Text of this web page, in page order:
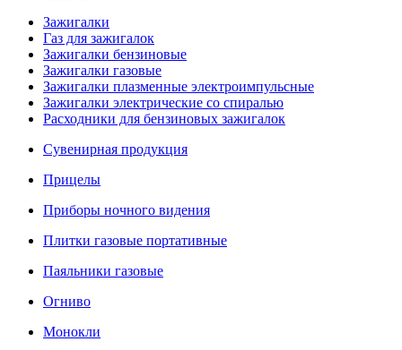
Зажигалки
Газ для зажигалок
Зажигалки бензиновые
Зажигалки газовые
Зажигалки плазменные электроимпульсные
Зажигалки электрические со спиралью
Расходники для бензиновых зажигалок
Сувенирная продукция
Прицелы
Приборы ночного видения
Плитки газовые портативные
Паяльники газовые
Огниво
Монокли